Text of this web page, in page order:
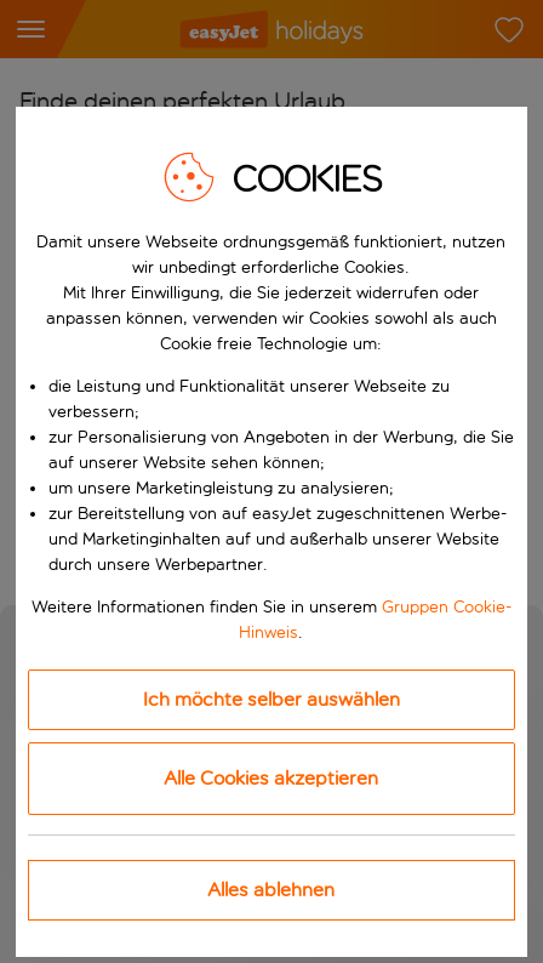
Finde deinen perfekten Urlaub
Flughafen wählen
Beginne mit der Eingabe für die automatische
Reiseziel wählen
Nach
Wähle ein Ab- und Rückflugdatum aus.
Reisezeitraum wählen
Wann
Wer
Suchen
COOKIES
Damit unsere Webseite ordnungsgemäß funktioniert, nutzen
wir unbedingt erforderliche Cookies.
Mit Ihrer Einwilligung, die Sie jederzeit widerrufen oder
anpassen können, verwenden wir Cookies sowohl als auch
Cookie freie Technologie um:
die Leistung und Funktionalität unserer Webseite zu
verbessern;
zur Personalisierung von Angeboten in der Werbung, die Sie
auf unserer Website sehen können;
um unsere Marketingleistung zu analysieren;
zur Bereitstellung von auf easyJet zugeschnittenen Werbe-
und Marketinginhalten auf und außerhalb unserer Website
durch unsere Werbepartner.
Weitere Informationen finden Sie in unserem Gruppen Cookie-
Hinweis.
Ich möchte selber auswählen
Alle Cookies akzeptieren
Alles ablehnen